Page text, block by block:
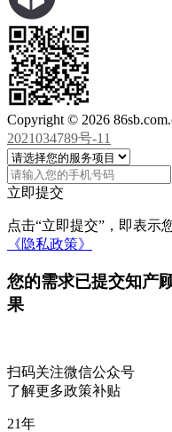
Copyright © 2026
2021034789号-11
立即提交
点击“立即提交”，即表示
《隐私政策》
您的需求已提交知产
果
扫码关注微信公众号
了解更多政策补贴
21年